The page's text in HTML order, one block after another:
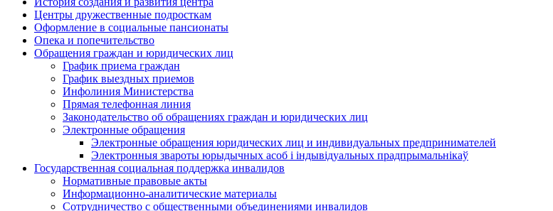
Центры дружественные подросткам
Оформление в социальные пансионаты
Опека и попечительство
Обращения граждан и юридических лиц
График приема граждан
График выездных приемов
Инфолиния Министерства
Прямая телефонная линия
Законодательство об обращениях граждан и юридических лиц
Электронные обращения
Электронные обращения юридических лиц и индивидуальных предпринимателей
Электронныя звароты юрыдычных асоб і індывідуальных прадпрымальнікаў
Государственная социальная поддержка инвалидов
Нормативные правовые акты
Информационно-аналитические материалы
Сотрудничество с общественными объединениями инвалидов